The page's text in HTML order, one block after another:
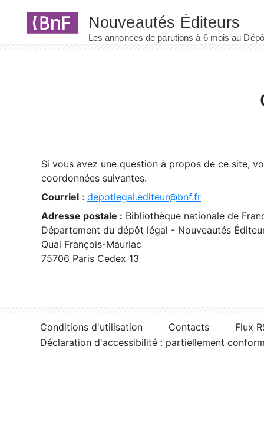
Si vous avez une question à propos de ce site,
coordonnées suivantes.
Courriel : depotlegal.editeur@bnf.fr
Adresse postale : Bibliothèque nationale de
Département du dépôt légal - Nouveautés
Quai François-Mauriac
75706 Paris Cedex 13
Conditions d'utilisation Contacts
Flux
Déclaration d'accessibilité : partiellement